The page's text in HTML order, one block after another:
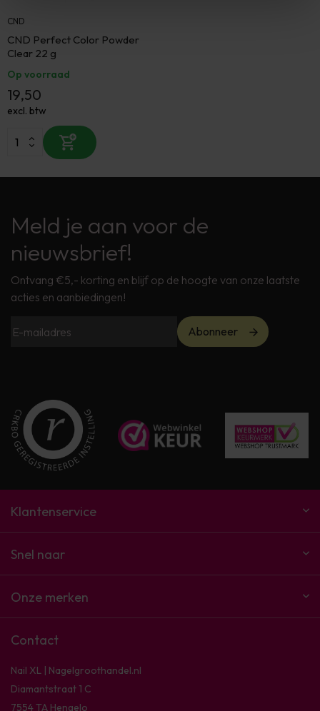
CND
CND Perfect Color Powder
Clear 22 g
Op voorraad
19,50
excl. btw
Meld je aan voor de
nieuwsbrief!
Ontvang €5,- korting en blijf op de hoogte van onze laatste
acties en aanbiedingen!
Abonneer
Klantenservice
Snel naar
Onze merken
Contact
Nail XL | Nagelgroothandel.nl
Diamantstraat 1 C
7554 TA Hengelo